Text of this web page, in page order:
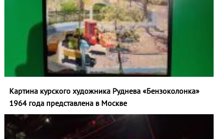
Картина курского художника Руднева «Бензоколонка»
1964 года представлена в Москве